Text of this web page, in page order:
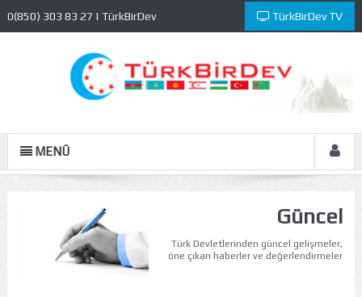
0(850) 303 83 27 | TürkBirDev TürkBirDev TV
MENÜ
Güncel
Türk Devletlerinden güncel gelişmeler,
öne çıkan haberler ve değerlendirmeler